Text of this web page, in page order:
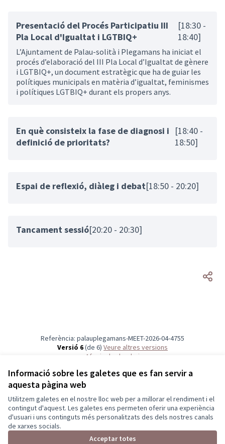
Informació sobre les galetes que es fan servir a
aquesta pàgina web
Utilitzem galetes en el nostre lloc web per a millorar el rendiment i el
contingut d'aquest. Les galetes ens permeten oferir una experiència
d'usuari i uns continguts més personalitzats des dels nostres canals
de xarxes socials.
Acceptar totes
Presentació del Procés Participatiu III
Pla Local d'Igualtat i LGTBIQ+
[18:30 -
18:40]
L’Ajuntament de Palau-solità i Plegamans ha iniciat el
procés d’elaboració del III Pla Local d’Igualtat de gènere
i LGTBIQ+, un document estratègic que ha de guiar les
polítiques municipals en matèria d’igualtat, feminismes
i polítiques LGTBIQ+ durant els propers anys.
En què consisteix la fase de diagnosi i
definició de prioritats?
[18:40 -
18:50]
Espai de reflexió, diàleg i debat[18:50 - 20:20]
Tancament sessió[20:20 - 20:30]
Referència: palauplegamans-MEET-2026-04-4755
Versió 6(de 6)
veure altres versions
Afegir al calendari
Termes i condicions d'ús
Configuració de les galetes
Participa.palauplegamans a X
(Enllaç extern)
Participa.palauplegamans a Facebook
(Enllaç extern)
Participa.palauplegamans a Instagram
(Enllaç extern)
Participa.palauplegamans a YouTube
(Enllaç extern)
Triar la llenguaElegir el idioma